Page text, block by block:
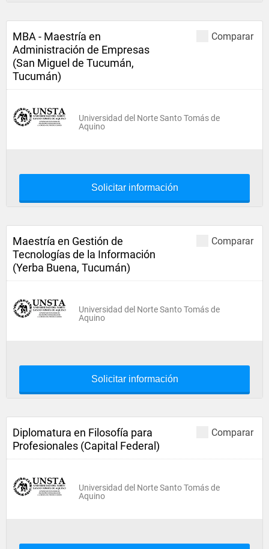
Comparar
MBA - Maestría en
Administración de Empresas
(San Miguel de Tucumán,
Tucumán)
Universidad del Norte Santo Tomás de
Aquino
Solicitar información
Comparar
Maestría en Gestión de
Tecnologías de la Información
(Yerba Buena, Tucumán)
Universidad del Norte Santo Tomás de
Aquino
Solicitar información
Comparar
Diplomatura en Filosofía para
Profesionales (Capital Federal)
Universidad del Norte Santo Tomás de
Aquino